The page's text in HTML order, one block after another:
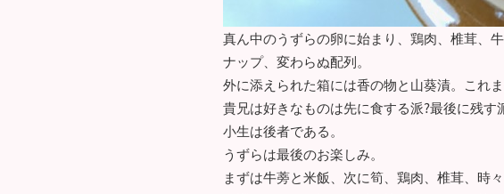
真ん中のうずらの卵に始まり、鶏肉、椎茸、
ナップ、変わらぬ配列。
外に添えられた箱には香の物と山葵漬。これま
貴兄は好きなものは先に食する派?最後に残す
小生は後者である。
うずらは最後のお楽しみ。
まずは牛蒡と米飯、次に筍、鶏肉、椎茸、時